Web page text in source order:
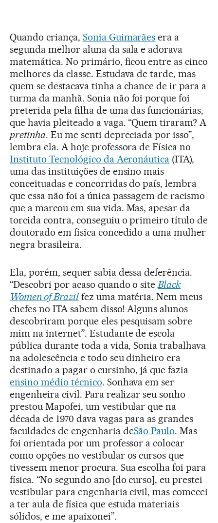
Quando criança, Sonia Guimarães era a
segunda melhor aluna da sala e adorava
matemática. No primário, ficou entre as cinco
melhores da classe. Estudava de tarde, mas
quem se destacava tinha a chance de ir para a
turma da manhã. Sonia não foi porque foi
preterida pela filha de uma das funcionárias,
que havia pleiteado a vaga. “Quem tiraram? A
pretinha. Eu me senti depreciada por isso”,
lembra ela. A hoje professora de Física no
Instituto Tecnológico da Aeronáutica (ITA),
uma das instituições de ensino mais
conceituadas e concorridas do país, lembra
que essa não foi a única passagem de racismo
que a marcou em sua vida. Mas, apesar da
torcida contra, conseguiu o primeiro título de
doutorado em física concedido a uma mulher
negra brasileira.
Ela, porém, sequer sabia dessa deferência.
“Descobri por acaso quando o siteBlack
Women of Brazilfez uma matéria. Nem meus
chefes no ITA sabem disso! Alguns alunos
descobriram porque eles pesquisam sobre
mim na internet”. Estudante de escola
pública durante toda a vida, Sonia trabalhava
na adolescência e todo seu dinheiro era
destinado a pagar o cursinho, já que fazia
ensino médio técnico. Sonhava em ser
engenheira civil. Para realizar seu sonho
prestou Mapofei, um vestibular que na
década de 1970 dava vagas para as grandes
faculdades de engenharia deSão Paulo. Mas
foi orientada por um professor a colocar
como opções no vestibular os cursos que
tivessem menor procura. Sua escolha foi para
física. “No segundo ano [do curso], eu prestei
vestibular para engenharia civil, mas comecei
a ter aula de física que estuda materiais
sólidos, e me apaixonei”.